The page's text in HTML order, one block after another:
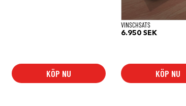
KÖP NU
VINSCHSATS
6.950SEK
KÖP NU